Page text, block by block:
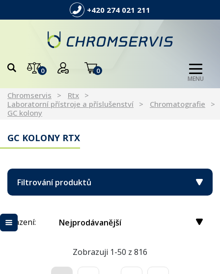
+420 274 021 211
0 0
MENU
Chromservis
Rtx
Laboratorní přístroje a příslušenství
Chromatografie
GC kolony
GC KOLONY RTX
Filtrování produktů
Řazení: Nejprodávanější
Zobrazuji 1-50 z 816